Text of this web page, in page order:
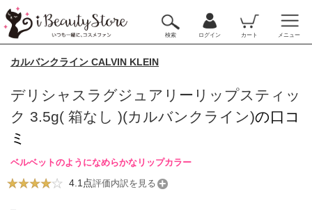
検索 ログイン カート メニュー
カルバンクライン CALVIN KLEIN
デリシャスラグジュアリーリップスティッ
ク 3.5g( 箱なし )(カルバンクライン)の口コ
ミ
ベルベットのようになめらかなリップカラー
4.1点評価内訳を見る